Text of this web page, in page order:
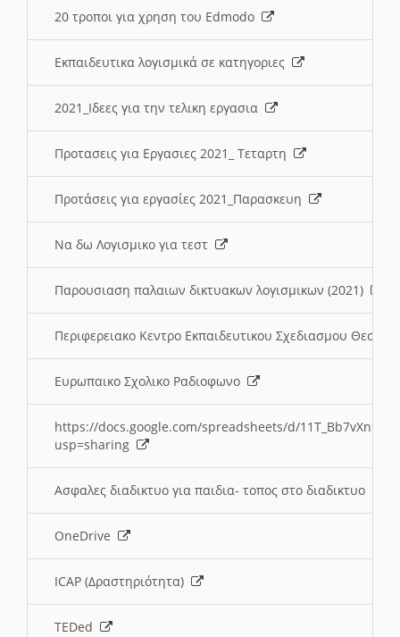
20 τροποι για χρηση του Edmodo
Εκπαιδευτικα λογισμικά σε κατηγοριες
2021_Ιδεες για την τελικη εργασια
Προτασεις για Εργασιες 2021_ Τεταρτη
Προτάσεις για εργασίες 2021_Παρασκευη
Να δω Λογισμικο για τεστ
Παρουσιαση παλαιων δικτυακων λογισμικων (2021)
Περιφερειακο Κεντρο Εκπαιδευτικου Σχεδιασμου
Ευρωπαικο Σχολικο Ραδιοφωνο
https://docs.google.com/spreadsheets/d/
usp=sharing
Ασφαλες διαδικτυο για παιδια- τοπος στο διαδικτυο
OneDrive
ICAP (Δραστηριότητα)
TEDed